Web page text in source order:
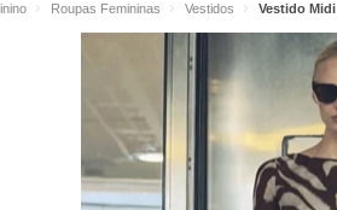
Roupas Femininas Vestidos Vestido Midi